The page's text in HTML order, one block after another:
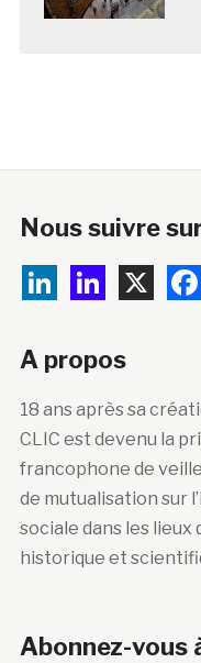
Nous suivre
A propos
18 ans après sa
CLIC est devenu la
francophone de
de mutualisation sur
sociale dans les
historique et
Abonnez-vous